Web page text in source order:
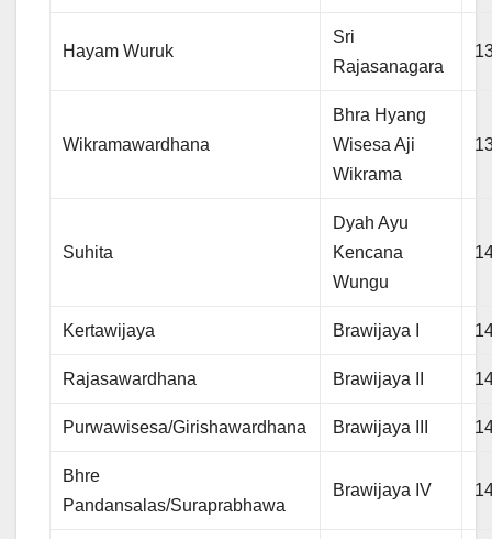
Hayam Wuruk
Sri
Rajasanagara
Wikramawardhana
Bhra Hyang
Wisesa Aji
Wikrama
Suhita
Dyah Ayu
Kencana
Wungu
Kertawijaya Brawijaya I
Rajasawardhana Brawijaya II
Purwawisesa/Girishawardhana Brawijaya III
Bhre
Pandansalas/Suraprabhawa
Brawijaya IV